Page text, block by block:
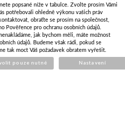
150X2,5MM ČERNÉ / 100KS
Kč
popsané níže v tabulce. Zvolte prosím Vámi
potřebovali ohledně výkonu vašich práv
obraťte se prosím na společnost,
Pověřence pro ochranu osobních údajů.
jak bychom měli, máte možnost
údajů. Budeme však rádi, pokud se
tak moct Váš požadavek obratem vyřešit.
pouze nutné Nastavení